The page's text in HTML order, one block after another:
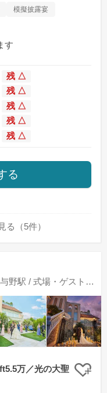
模擬披露宴
す
残 △
残 △
残 △
残 △
残 △
る
見る（5件）
評価
野駅 / 式場・ゲストハウス
万／光の大聖
クリ